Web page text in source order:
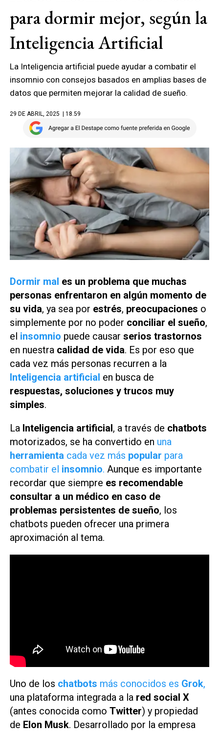
para dormir mejor, según la
Inteligencia Artificial
La Inteligencia artificial puede ayudar a combatir el
insomnio con consejos basados en amplias bases de
datos que permiten mejorar la calidad de sueño.
29 DE ABRIL, 2025 | 18.59
Dormir mal es un problema que muchas
personas enfrentaron en algún momento de
su vida, ya sea por estrés, preocupaciones o
simplemente por no poder conciliar el sueño,
el insomnio puede causar serios trastornos
en nuestra calidad de vida. Es por eso que
cada vez más personas recurren a la
Inteligencia artificial en busca de
respuestas, soluciones y trucos muy
simples.
La Inteligencia artificial, a través de chatbots
motorizados, se ha convertido en una
herramienta cada vez más popular para
combatir el insomnio. Aunque es importante
recordar que siempre es recomendable
consultar a un médico en caso de
problemas persistentes de sueño, los
chatbots pueden ofrecer una primera
aproximación al tema.
Uno de los chatbots más conocidos es Grok,
una plataforma integrada a la red social X
(antes conocida como Twitter) y propiedad
de Elon Musk. Desarrollado por la empresa